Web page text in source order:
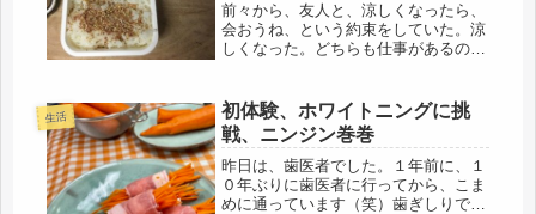
前々から、友人と、涼しくなったら、
会おうね、という約束をしていた。涼
しくなった。どちらも仕事があるの
さん、年内は持たないと思う」「会社
は同じ新宿だけど、離れられない」そ
んな...
生活
初体験、ホワイトニングに挑
戦、ニンジン巻巻
昨日は、歯医者でした。１年前に、１
０年ぶりに歯医者に行ってから、こま
めに通っています（笑）歯ぎしりで、